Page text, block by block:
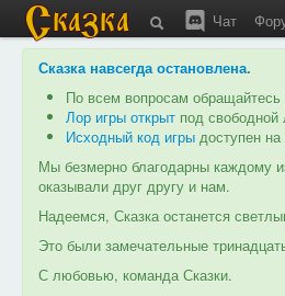
Чат
Сказка навсегда остановлена.
По всем вопросам
Лор игры открыт под свободной
Исходный код игры доступен
Мы безмерно благодарны каждому
оказывали друг другу и нам.
Надеемся, Сказка останется
Это были замечательные
С любовью, команда Сказки.